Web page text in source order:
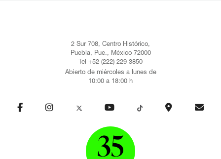
2 Sur 708, Centro Histórico,
Puebla, Pue., México 72000
Tel +52 (222) 229 3850
Abierto de miércoles a lunes de
10:00 a 18:00 h